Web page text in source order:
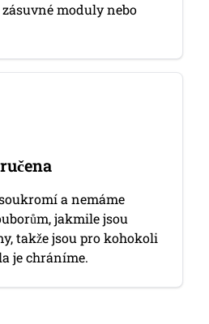
moduly nebo
a nemáme
jakmile jsou
takže jsou pro kohokoli
je chráníme.